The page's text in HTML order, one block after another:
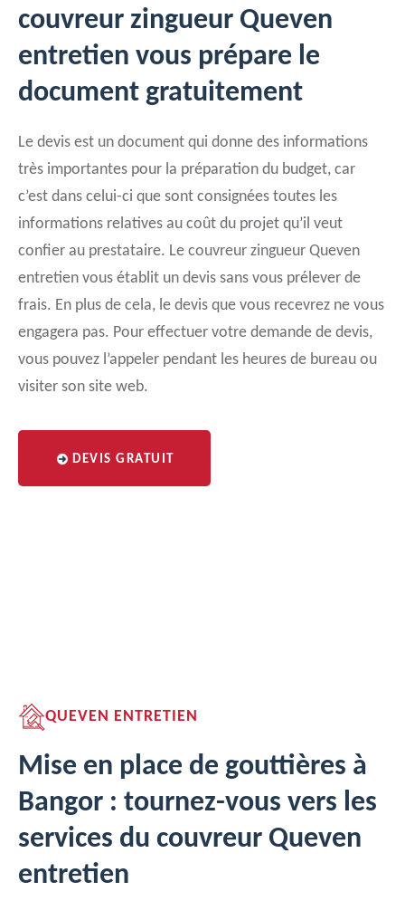
couvreur zingueur Queven
entretien vous prépare le
document gratuitement
Le devis est un document qui donne des informations
très importantes pour la préparation du budget, car
c’est dans celui-ci que sont consignées toutes les
informations relatives au coût du projet qu’il veut
confier au prestataire. Le couvreur zingueur Queven
entretien vous établit un devis sans vous prélever de
frais. En plus de cela, le devis que vous recevrez ne vous
engagera pas. Pour effectuer votre demande de devis,
vous pouvez l’appeler pendant les heures de bureau ou
visiter son site web.
DEVIS GRATUIT
QUEVEN ENTRETIEN
Mise en place de gouttières à
Bangor : tournez-vous vers les
services du couvreur Queven
entretien